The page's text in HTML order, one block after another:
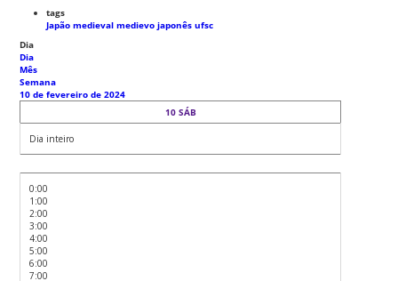
tags
Japão medievalmedievo japonêsufsc
Dia
Dia
Mês
Semana
10 de fevereiro de 2024
10 SÁB
Dia inteiro
0:00
1:00
2:00
3:00
4:00
5:00
6:00
7:00